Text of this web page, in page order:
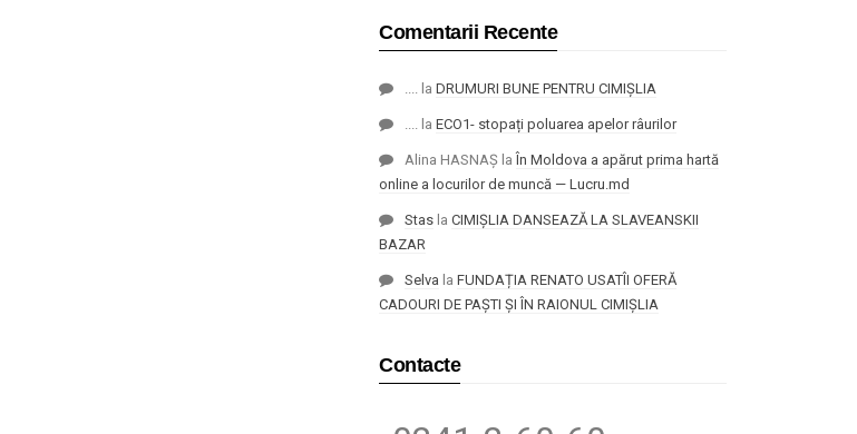
Comentarii Recente
la DRUMURI BUNE PENTRU CIMIȘLIA
la ECO1- stopați poluarea apelor râurilor
Alina HASNAȘ la În Moldova a apărut prima hartă
online a locurilor de muncă — Lucru.md
Stas la CIMIȘLIA DANSEAZĂ LA SLAVEANSKII
BAZAR
Selva la FUNDAȚIA RENATO USATÎI OFERĂ
CADOURI DE PAȘTI ȘI ÎN RAIONUL CIMIȘLIA
Contacte